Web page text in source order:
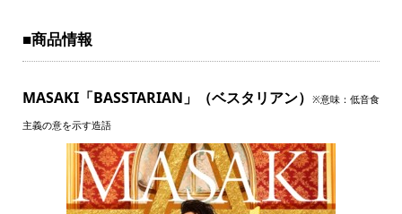
■商品情報
MASAKI「BASSTARIAN」（ベスタリアン） ※意味：低音食
主義の意を示す造語